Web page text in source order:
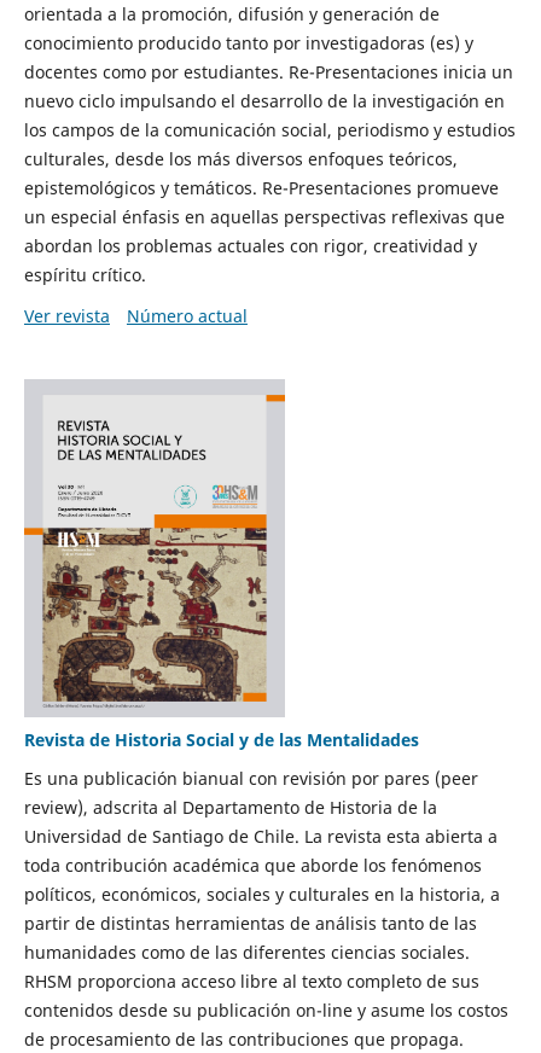
orientada a la promoción, difusión y generación de
conocimiento producido tanto por investigadoras (es) y
docentes como por estudiantes. Re-Presentaciones inicia un
nuevo ciclo impulsando el desarrollo de la investigación en
los campos de la comunicación social, periodismo y estudios
culturales, desde los más diversos enfoques teóricos,
epistemológicos y temáticos. Re-Presentaciones promueve
un especial énfasis en aquellas perspectivas reflexivas que
abordan los problemas actuales con rigor, creatividad y
espíritu crítico.
Ver revista
Número actual
Revista de Historia Social y de las Mentalidades
Es una publicación bianual con revisión por pares (peer
review), adscrita al Departamento de Historia de la
Universidad de Santiago de Chile. La revista esta abierta a
toda contribución académica que aborde los fenómenos
políticos, económicos, sociales y culturales en la historia, a
partir de distintas herramientas de análisis tanto de las
humanidades como de las diferentes ciencias sociales.
RHSM proporciona acceso libre al texto completo de sus
contenidos desde su publicación on-line y asume los costos
de procesamiento de las contribuciones que propaga.